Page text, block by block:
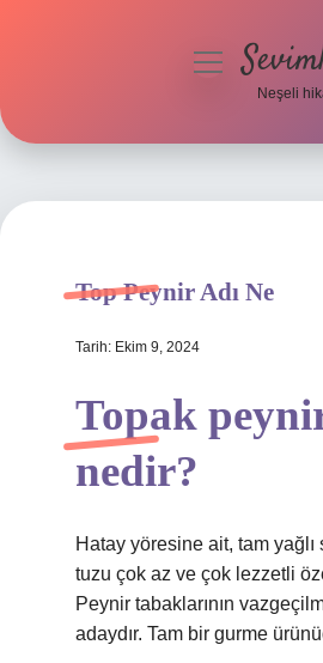
Hakkımızda
menüyü
Neşeli
Top Peynir Adı Ne
Tarih: Ekim 9, 2024
Topak
nedir?
Hatay yöresine ait, tam yağlı
tuzu çok az ve çok lezzetli
Peynir tabaklarının
adaydır. Tam bir gurme